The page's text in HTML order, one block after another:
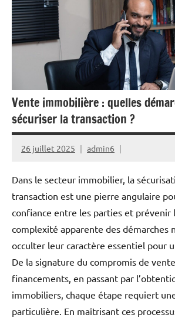
Vente immobilière : quelles
sécuriser la transaction ?
26 juillet 2025 admin6
Dans le secteur immobilier, la
transaction est une pierre angulaire
confiance entre les parties et prévenir
complexité apparente des démarches
occulter leur caractère essentiel pour
De la signature du compromis de
financements, en passant par
immobiliers, chaque étape requiert
particulière. En maîtrisant ces